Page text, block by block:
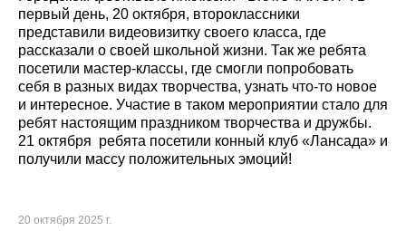
первый день, 20 октября, второклассники
представили видеовизитку своего класса, где
рассказали о своей школьной жизни. Так же ребята
посетили мастер-классы, где смогли попробовать
себя в разных видах творчества, узнать что-то новое
и интересное. Участие в таком мероприятии стало для
ребят настоящим праздником творчества и дружбы.
21 октября ребята посетили конный клуб «Лансада» и
получили массу положительных эмоций!
20 октября 2025 г.